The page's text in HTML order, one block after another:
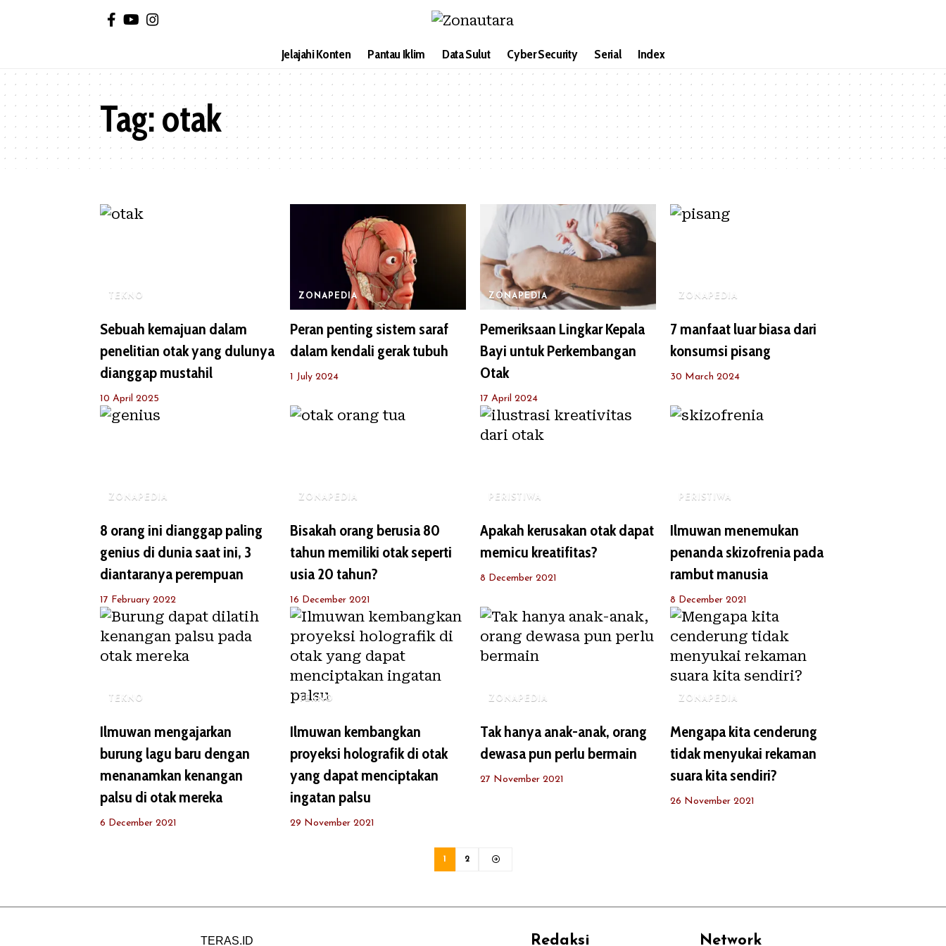
Jelajahi Konten Pantau Iklim Data Sulut Cyber Security Serial Index
Tag:otak
TEKNO
Sebuah kemajuan dalam
penelitian otak yang dulunya
dianggap mustahil
10 April 2025
ZONAPEDIA
Peran penting sistem saraf
dalam kendali gerak tubuh
1 July 2024
ZONAPEDIA
Pemeriksaan Lingkar Kepala
Bayi untuk Perkembangan
Otak
17 April 2024
ZONAPEDIA
7 manfaat luar biasa dari
konsumsi pisang
30 March 2024
ZONAPEDIA
8 orang ini dianggap paling
genius di dunia saat ini, 3
diantaranya perempuan
17 February 2022
ZONAPEDIA
Bisakah orang berusia 80
tahun memiliki otak seperti
usia 20 tahun?
16 December 2021
PERISTIWA
Apakah kerusakan otak dapat
memicu kreatifitas?
8 December 2021
PERISTIWA
Ilmuwan menemukan
penanda skizofrenia pada
rambut manusia
8 December 2021
TEKNO
Ilmuwan mengajarkan
burung lagu baru dengan
menanamkan kenangan
palsu di otak mereka
6 December 2021
TEKNO
Ilmuwan kembangkan
proyeksi holografik di otak
yang dapat menciptakan
ingatan palsu
29 November 2021
ZONAPEDIA
Tak hanya anak-anak, orang
dewasa pun perlu bermain
27 November 2021
ZONAPEDIA
Mengapa kita cenderung
tidak menyukai rekaman
suara kita sendiri?
26 November 2021
1 2
TERAS.ID Redaksi Network